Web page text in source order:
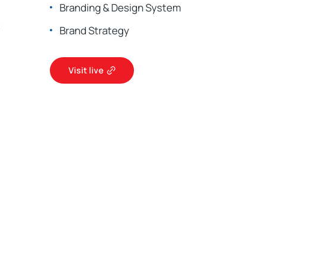
Branding & Design System
Brand Strategy
Visit live